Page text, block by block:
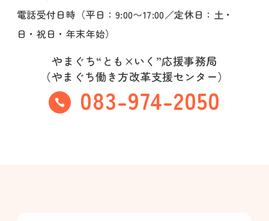
電話受付日時（平日：9:00〜17:00／定休日：土・
日・祝日・年末年始）
やまぐち“とも×いく”応援事務局
（やまぐち働き方改革支援センター）
083-974-2050